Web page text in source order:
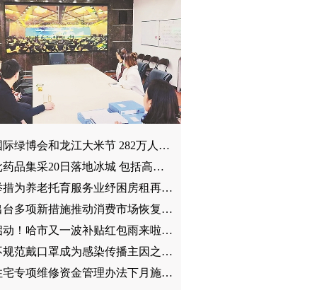
2022国际绿博会和龙江大米节 282万人次看开幕 网站10天访问量破506万
又一批药品集采20日落地冰城 包括高血压、糖尿病等用药60种药品 平均降价48%
32项举措为养老托育服务业纾困房租再免4个月 “六税两费”半额征
我省出台多项新措施推动消费市场恢复活力放宽“外摆经济” 调整“四类药”管控
明日启动！哈市又一波补贴红包雨来啦百货超市家居2100万 餐饮200万
近期不规范戴口罩成为感染传播主因之一专家倡导市民广泛参与“口罩行动”
我省住宅专项维修资金管理办法下月施行应急使用资金事前不用表决